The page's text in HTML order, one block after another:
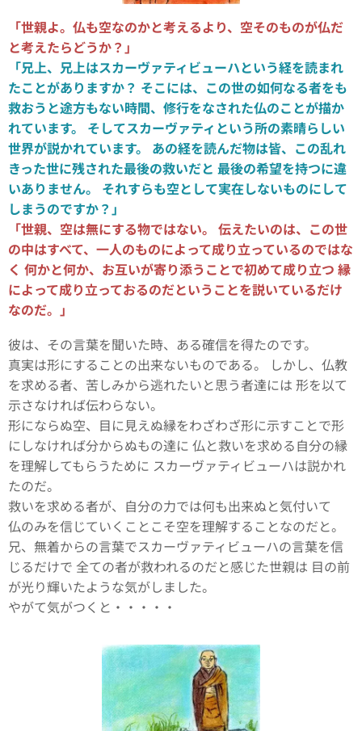
「世親よ。仏も空なのかと考えるより、空そのものが仏だ
と考えたらどうか？」
「兄上、兄上はスカーヴァティビューハという経を読まれ
たことがありますか？ そこには、この世の如何なる者をも
救おうと途方もない時間、修行をなされた仏のことが描か
れています。 そしてスカーヴァティという所の素晴らしい
世界が説かれています。 あの経を読んだ物は皆、この乱れ
きった世に残された最後の救いだと 最後の希望を持つに違
いありません。 それすらも空として実在しないものにして
しまうのですか？」
「世親、空は無にする物ではない。 伝えたいのは、この世
の中はすべて、一人のものによって成り立っているのではな
く 何かと何か、お互いが寄り添うことで初めて成り立つ 縁
によって成り立っておるのだということを説いているだけ
なのだ。」
彼は、その言葉を聞いた時、ある確信を得たのです。
真実は形にすることの出来ないものである。 しかし、仏教
を求める者、苦しみから逃れたいと思う者達には 形を以て
示さなければ伝わらない。
形にならぬ空、目に見えぬ縁をわざわざ形に示すことで形
にしなければ分からぬもの達に 仏と救いを求める自分の縁
を理解してもらうために スカーヴァティビューハは説かれ
たのだ。
救いを求める者が、自分の力では何も出来ぬと気付いて
仏のみを信じていくことこそ空を理解することなのだと。
兄、無着からの言葉でスカーヴァティビューハの言葉を信
じるだけで 全ての者が救われるのだと感じた世親は 目の前
が光り輝いたような気がしました。
やがて気がつくと・・・・・